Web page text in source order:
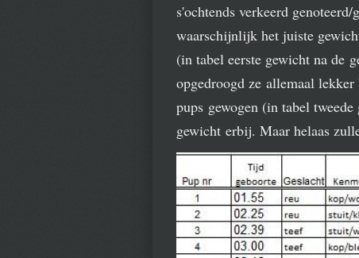
s'ochtends verkeerd
waarschijnlijk het juiste
(in tabel eerste gewicht na de
opgedroogd ze allemaal
pups gewogen (in tabel
gewicht erbij. Maar helaas